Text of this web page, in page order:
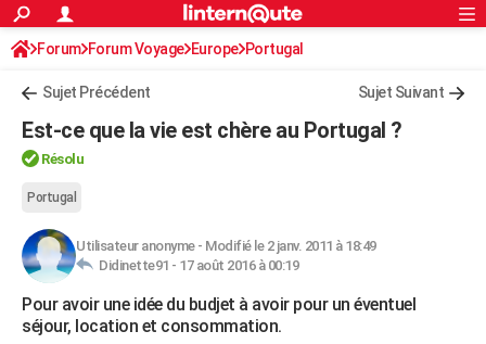
ACTUALITÉS
Politique
Société
Faits Divers
Education
Monde
Villes
+
Programme TV
TNTStreaming
Cinéma
Sorties cinéma
Musique
+FINANCE
Retraite
Impôts
Epargne
Immobilier
Risques naturels par ville
Banque
Assurance
Crédit
AUTO
Essais
Réserver un essai
Citadines
Berlines
SUV
Forum auto
+
HIGH-TECH
Mobiles
Meilleur smartphone
Internet
Ordinateurs
Jeux vidéo
Guide high-tech
Forum
Aménagement intérieur
Extérieur
Cuisine
Salle de bains
Jardinage
Rangement
WEEK-END
S'inscrire
Connexion
Forum Forum Voyage Europe Portugal
Sujet Précédent Sujet Suivant
Est-ce que la vie est chère au Portugal ?
Résolu
Portugal
Utilisateur anonyme- Modifié le 2 janv. 2011 à 18:49
Didinette91 - 17 août 2016 à 00:19
Pour avoir une idée du budjet à avoir pour un éventuel
séjour, location et consommation.